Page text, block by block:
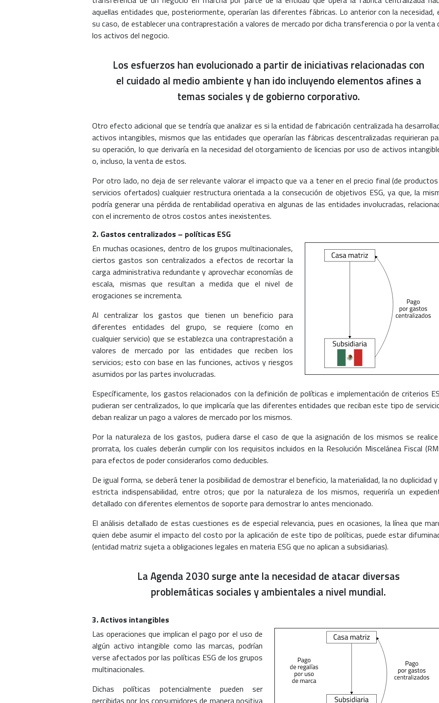
aquellas entidades que, posteriormente, operarían las diferentes fábricas. Lo anterior con la necesidad,
su caso, de establecer una contraprestación a valores de mercado por dicha transferencia o por la venta
los activos del negocio.
Los esfuerzos han evolucionado a partir de iniciativas relacionadas con
el cuidado al medio ambiente y han ido incluyendo elementos afines a
temas sociales y de gobierno corporativo.
Otro efecto adicional que se tendría que analizar es si la entidad de fabricación centralizada ha
activos intangibles, mismos que las entidades que operarían las fábricas descentralizadas requirieran
su operación, lo que derivaría en la necesidad del otorgamiento de licencias por uso de activos
o, incluso, la venta de estos.
Por otro lado, no deja de ser relevante valorar el impacto que va a tener en el precio final (de
servicios ofertados) cualquier restructura orientada a la consecución de objetivos ESG, ya que, la
podría generar una pérdida de rentabilidad operativa en algunas de las entidades involucradas,
con el incremento de otros costos antes inexistentes.
2. Gastos centralizados – políticas ESG
En muchas ocasiones, dentro de los grupos multinacionales,
ciertos gastos son centralizados a efectos de recortar la
carga administrativa redundante y aprovechar economías de
escala, mismas que resultan a medida que el nivel de
erogaciones se incrementa.
Al centralizar los gastos que tienen un beneficio para
diferentes entidades del grupo, se requiere (como en
cualquier servicio) que se establezca una contraprestación a
valores de mercado por las entidades que reciben los
servicios; esto con base en las funciones, activos y riesgos
asumidos por las partes involucradas.
Específicamente, los gastos relacionados con la definición de políticas e implementación de criterios
pudieran ser centralizados, lo que implicaría que las diferentes entidades que reciban este tipo de
deban realizar un pago a valores de mercado por los mismos.
Por la naturaleza de los gastos, pudiera darse el caso de que la asignación de los mismos se
prorrata, los cuales deberán cumplir con los requisitos incluidos en la Resolución Miscelánea Fiscal
para efectos de poder considerarlos como deducibles.
De igual forma, se deberá tener la posibilidad de demostrar el beneficio, la materialidad, la no duplicidad
estricta indispensabilidad, entre otros; que por la naturaleza de los mismos, requeriría un
detallado con diferentes elementos de soporte para demostrar lo antes mencionado.
El análisis detallado de estas cuestiones es de especial relevancia, pues en ocasiones, la línea que
quien debe asumir el impacto del costo por la aplicación de este tipo de políticas, puede estar
(entidad matriz sujeta a obligaciones legales en materia ESG que no aplican a subsidiarias).
La Agenda 2030 surge ante la necesidad de atacar diversas
problemáticas sociales y ambientales a nivel mundial.
3. Activos intangibles
Las operaciones que implican el pago por el uso de
algún activo intangible como las marcas, podrían
verse afectados por las políticas ESG de los grupos
multinacionales.
Dichas políticas potencialmente pueden ser
percibidas por los consumidores de manera positiva